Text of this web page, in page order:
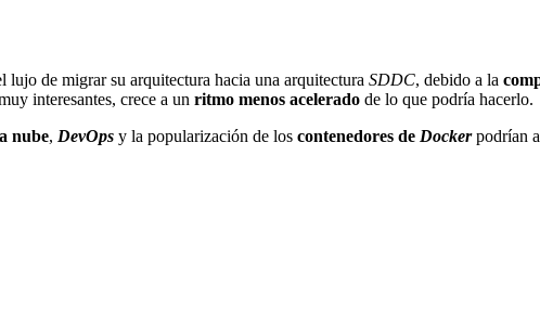
lujo de migrar su arquitectura hacia una arquitectura SDDC, debido a la
interesantes, crece a un ritmo menos acelerado de lo que podría hacerlo.
nube, DevOps y la popularización de los contenedores de Docker podrían